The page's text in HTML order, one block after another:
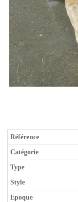
Référence
Catégorie
Type
Style
Epoque